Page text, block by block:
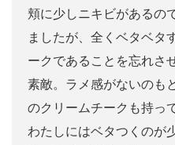
頬に少しニキビがあるの
ましたが、全くベタベタ
ークであることを忘れさ
素敵。ラメ感がないのも
のクリームチークも持っ
わたしにはベタつくのが